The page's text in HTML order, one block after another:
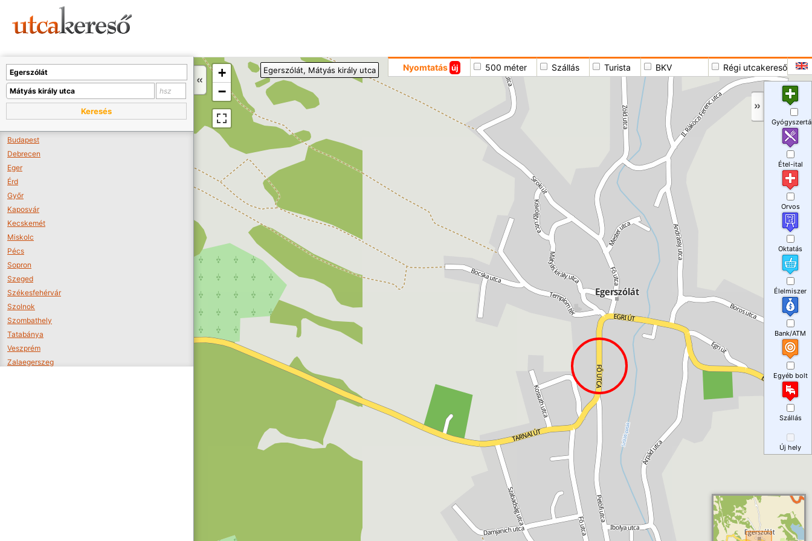
+
−
Nyomtatás új 500 méter Szállás Turista BKV Régi utcakereső
Egerszólát, Mátyás király utca
Keresés
Budapest
Debrecen
Eger
Érd
Győr
Kaposvár
Kecskemét
Miskolc
Pécs
Sopron
Szeged
Székesfehérvár
Szolnok
Szombathely
Tatabánya
Veszprém
Zalaegerszeg
Étel-ital
Orvos
Oktatás
Élelmiszer
Bank/ATM
Egyéb bolt
Szállás
Új hely
A térképet kicsinyíteni kell, hogy látszódjanak a boltok.
Boltok látszódjanak >>